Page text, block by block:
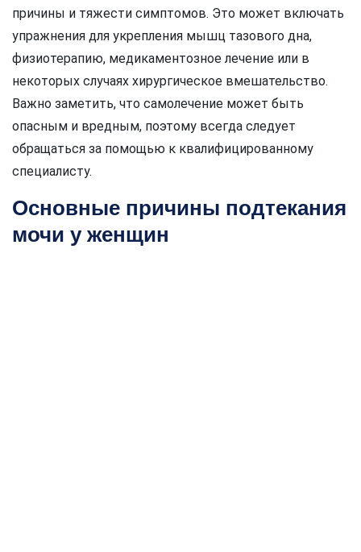
причины и тяжести симптомов. Это может включать
упражнения для укрепления мышц тазового дна,
физиотерапию, медикаментозное лечение или в
некоторых случаях хирургическое вмешательство.
Важно заметить, что самолечение может быть
опасным и вредным, поэтому всегда следует
обращаться за помощью к квалифицированному
специалисту.
Основные причины подтекания
мочи у женщин